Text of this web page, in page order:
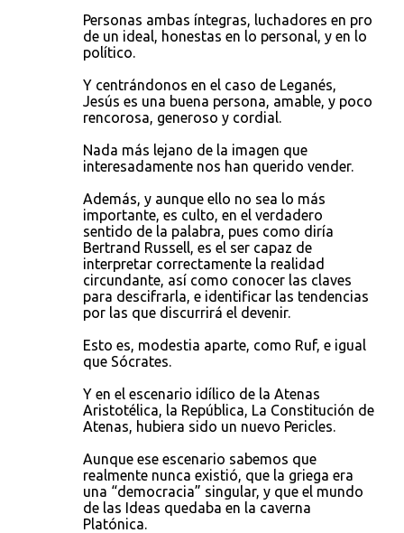
Personas ambas íntegras, luchadores en pro
de un ideal, honestas en lo personal, y en lo
político.
Y centrándonos en el caso de Leganés,
Jesús es una buena persona, amable, y poco
rencorosa, generoso y cordial.
Nada más lejano de la imagen que
interesadamente nos han querido vender.
Además, y aunque ello no sea lo más
importante, es culto, en el verdadero
sentido de la palabra, pues como diría
Bertrand Russell, es el ser capaz de
interpretar correctamente la realidad
circundante, así como conocer las claves
para descifrarla, e identificar las tendencias
por las que discurrirá el devenir.
Esto es, modestia aparte, como Ruf, e igual
que Sócrates.
Y en el escenario idílico de la Atenas
Aristotélica, la República, La Constitución de
Atenas, hubiera sido un nuevo Pericles.
Aunque ese escenario sabemos que
realmente nunca existió, que la griega era
una “democracia” singular, y que el mundo
de las Ideas quedaba en la caverna
Platónica.